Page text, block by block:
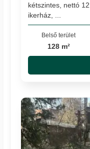
kétszintes, nettó
ikerház, ...
Belső terület
128 m²